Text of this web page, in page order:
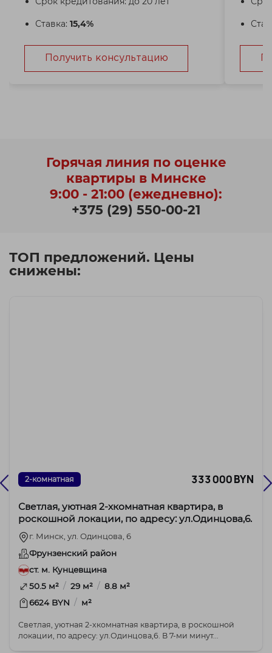
Ставка: 15,4%
Получить консультацию
Горячая линия по оценке
квартиры в Минске
9:00 - 21:00 (ежедневно):
+375 (29) 550-00-21
ТОП предложений. Цены
снижены:
2-комнатная 333 000 BYN
Светлая, уютная 2-хкомнатная квартира, в
роскошной локации, по адресу: ул.Одинцова,6.
г. Минск, ул. Одинцова, 6
Фрунзенский район
ст. м. Кунцевщина
50.5 м² / 29 м² / 8.8 м²
6624 BYN / м²
Светлая, уютная 2-хкомнатная квартира, в роскошной
локации, по адресу: ул.Одинцова,6. В 7-ми минут...